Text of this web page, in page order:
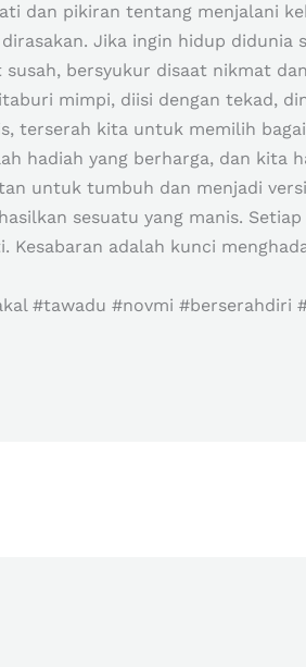
dan pikiran tentang menjalani
Jika ingin hidup didunia
bersyukur disaat nikmat
mimpi, diisi dengan tekad,
terserah kita untuk memilih
hadiah yang berharga, dan kita
untuk tumbuh dan menjadi
sesuatu yang manis.
adalah kunci
#tawadu #novmi #berserahdiri